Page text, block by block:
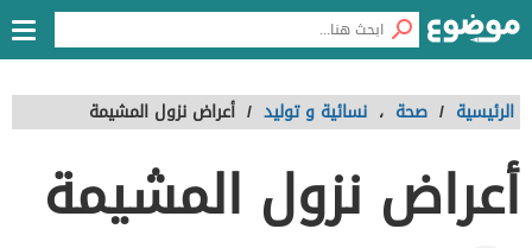
الرئيسية / صحة ، نسائية و توليد / أعراض نزول المشيمة
أعراض نزول المشيمة